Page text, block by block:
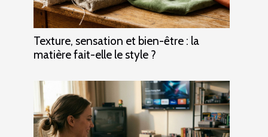
Texture, sensation et bien-être : la
matière fait-elle le style ?